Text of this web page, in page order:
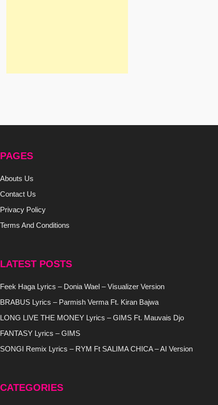
PAGES
Abouts Us
Contact Us
Privacy Policy
Terms And Conditions
LATEST POSTS
Feek Haga Lyrics – Donia Wael – Visualizer Version
BRABUS Lyrics – Parmish Verma Ft. Kiran Bajwa
LONG LIVE THE MONEY Lyrics – GIMS Ft. Mauvais Djo
FANTASY Lyrics – GIMS
SONGI Remix Lyrics – RYM Ft SALIMA CHICA – AI Version
CATEGORIES